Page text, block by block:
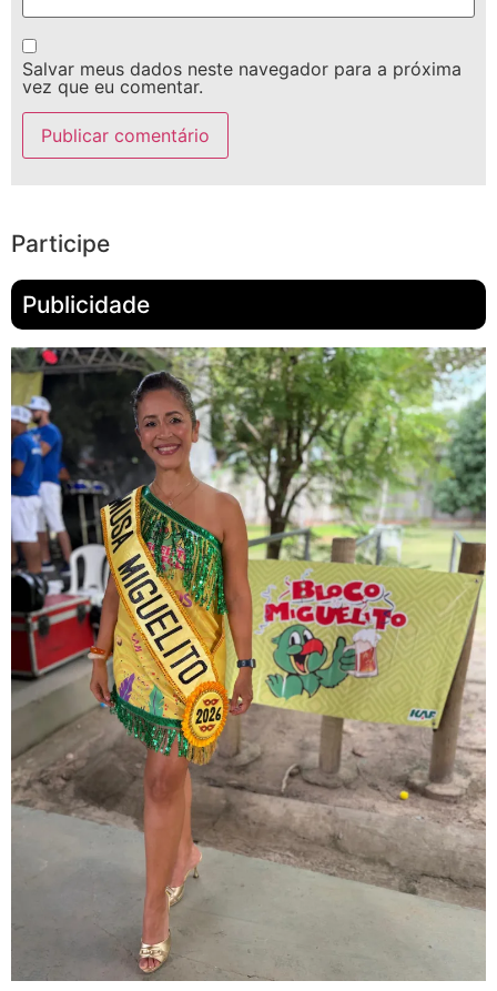
Salvar meus dados neste navegador para a próxima
vez que eu comentar.
Participe
Publicidade